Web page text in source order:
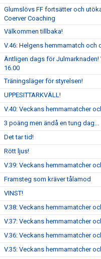
Glumslövs FF fortsätter och
Coerver Coaching
Välkommen tillbaka!
V.46: Helgens hemmamatch och
Äntligen dags för Julmarknaden!
16.00
Träningsläger för styrelsen!
UPPESITTARKVÄLL!
V.40: Veckans hemmamatcher
3 poäng men ändå en tung dag...
Det tar tid!
Rött ljus!
V.39: Veckans hemmamatcher
Framsteg som kräver tålamod
VINST!
V.38: Veckans hemmamatcher
V.37: Veckans hemmamatcher
V.36: Veckans hemmamatcher
V.35: Veckans hemmamatcher